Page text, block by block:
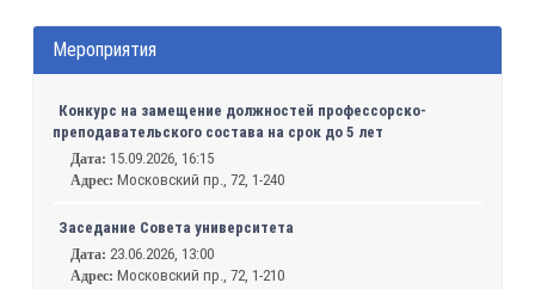
Мероприятия
Конкурс на замещение должностей профессорско-
преподавательского состава на срок до 5 лет
Дата: 15.09.2026, 16:15
Адрес: Московский пр., 72, 1-240
Заседание Совета университета
Дата: 23.06.2026, 13:00
Адрес: Московский пр., 72, 1-210